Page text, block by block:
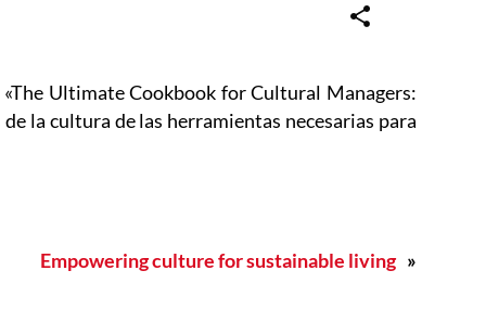
Ultimate Cookbook for Cultural Managers:
la cultura de las herramientas necesarias para
Empowering culture for sustainable living »